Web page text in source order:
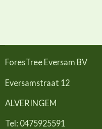
ForesTree Eversam BV
Eversamstraat 12
ALVERINGEM
Tel: 0475925591